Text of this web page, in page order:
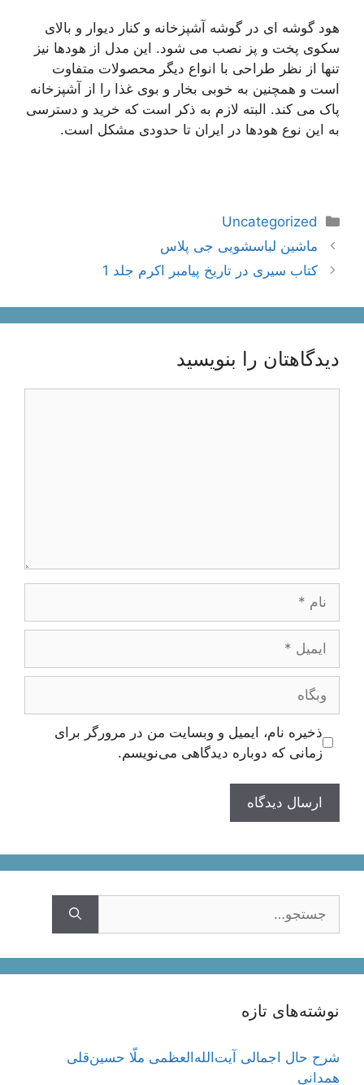
هود گوشه ای در گوشه آشپزخانه و کنار دیوار و بالای
سکوی پخت و پز نصب می شود. این مدل از هودها نیز
تنها از نظر طراحی با انواع دیگر محصولات متفاوت
است و همچنین به خوبی بخار و بوی غذا را از آشپزخانه
پاک می کند. البته لازم به ذکر است که خرید و دسترسی
به این نوع هودها در ایران تا حدودی مشکل است.
دسته‌ها
Uncategorized
ناوبری
نوشته‌ها
ماشین لباسشویی جی پلاس
کتاب سیری در تاریخ پیامبر اکرم جلد 1
دیدگاهتان را بنویسید
وبگاه
ذخیره نام، ایمیل و وبسایت من در مرورگر برای
زمانی که دوباره دیدگاهی می‌نویسم.
نوشته‌های تازه
شرح حال اجمالی آیت‌الله‌العظمی ملّا حسین‌قلی
همدانی